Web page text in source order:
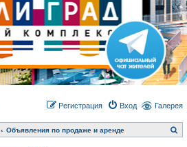
Галерея
Вход
Регистрация
Объявления по продаже и аренде
о